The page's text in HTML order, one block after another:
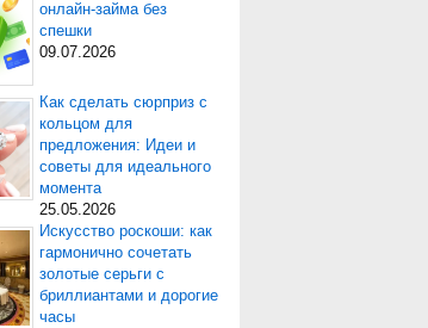
онлайн-займа без
спешки
09.07.2026
Как сделать сюрприз с
кольцом для
предложения: Идеи и
советы для идеального
момента
25.05.2026
Искусство роскоши: как
гармонично сочетать
золотые серьги с
бриллиантами и дорогие
часы